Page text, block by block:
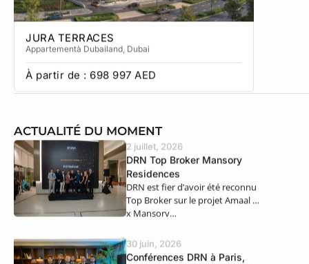
JURA TERRACES
Appartementà Dubailand , Dubai
À partir de : 698 997 AED
ACTUALITÉ DU MOMENT
2 juillet, 2026
DRN Top Broker Mansory
Residences
DRN est fier d’avoir été reconnu
Top Broker sur le projet Amaal 8
x Mansory…
30 juin, 2026
Conférences DRN à Paris,